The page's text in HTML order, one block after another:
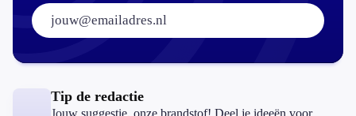
E-mailadres:
Tip de redactie
Jouw suggestie, onze brandstof! Deel je ideeën voor